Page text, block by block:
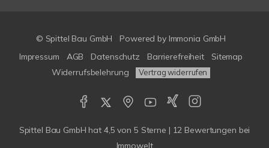
© Spittel Bau GmbH Powered by Immonia GmbH
Impressum
AGB Datenschutz Barrierefreiheit
Sitemap
Widerrufsbelehrung
Vertrag widerrufen
Spittel Bau GmbH hat 4,5 von 5 Sterne | 12 Bewertungen bei
Immowelt